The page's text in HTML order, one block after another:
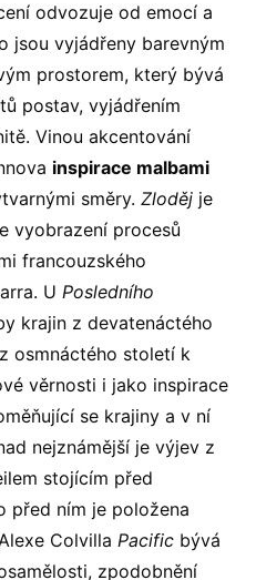
odvozuje od emocí a
jsou vyjádřeny barevným
prostorem, který bývá
postav, vyjádřením
Vinou akcentování
inspirace malbami
směry. Zloděj je
vyobrazení procesů
francouzského
U Posledního
krajin z devatenáctého
osmnáctého století k
věrnosti i jako inspirace
se krajiny a v ní
nejznámější je výjev z
stojícím před
před ním je položena
Colvilla Pacific bývá
zpodobnění